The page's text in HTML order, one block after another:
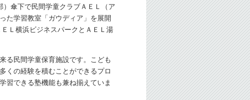
傘下で民間学童クラブＡＥＬ（ア
た学習教室「ガウディア」を展開
Ｌ横浜ビジネスパークとＡＥＬ湯
る民間学童保育施設です。こども
くの経験を積むことができるプロ
習できる塾機能も兼ね揃えていま